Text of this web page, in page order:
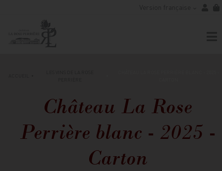
Château La Rose
Perrière blanc - 2025 -
Carton